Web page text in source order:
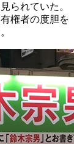
られていた。
権者の度胆を